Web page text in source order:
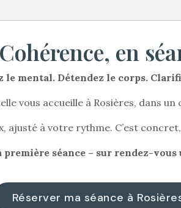
Cohérence, en
le mental. Détendez le corps.
vous accueille à Rosières, dans
ajusté à votre rythme. C’est
première séance – sur rendez-
Réserver ma séance à